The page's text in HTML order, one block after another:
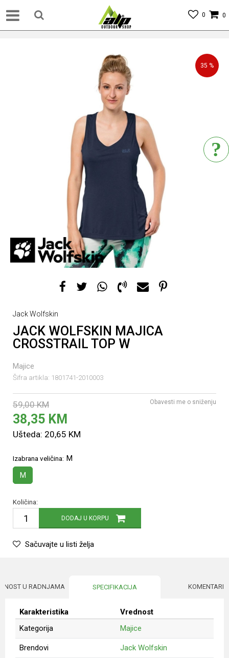
0
0
35 %
Jack Wolfskin
JACK WOLFSKIN MAJICA
CROSSTRAIL TOP W
Majice
Šifra artikla: 1801741-2010003
59,00 KM
38,35 KM
Ušteda: 20,65 KM
Obavesti me o sniženju
Izabrana veličina: M
M
Količina:
DODAJ U KORPU
Sačuvajte u listi želja
U RADNJAMA SPECIFIKACIJA KOMENTARI
Karakteristika
Vrednost
Kategorija
Majice
Brendovi Jack Wolfskin